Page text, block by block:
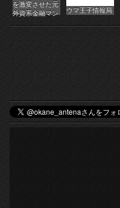
を激変させた元
外資系金融マン
ウマ王子情報局